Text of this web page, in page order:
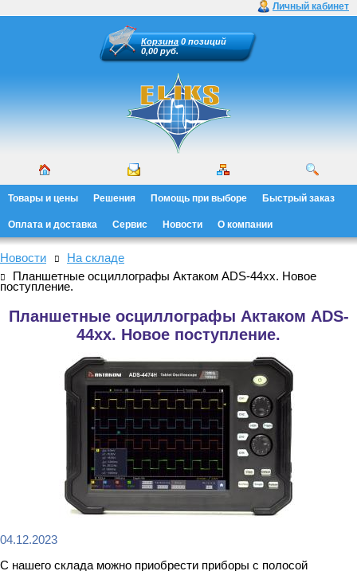
Личный кабинет
Корзина 0 позиций
0,00 руб.
Товары и цены Решения Помощь при выборе Быстрый заказ
Оплата и доставка Сервис Новости О компании
Новости
На складе
Планшетные осциллографы Актаком ADS-44xx. Новое
поступление.
Планшетные осциллографы Актаком ADS-
44xx. Новое поступление.
04.12.2023
С нашего склада можно приобрести приборы с полосой